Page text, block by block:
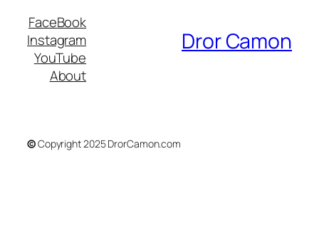
Dror Camon
FaceBook
Instagram
YouTube
About
Copyright 2025 DrorCamon.com
©